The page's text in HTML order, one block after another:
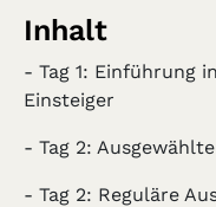
Inhalt
- Tag 1: Einführung
Einsteiger
- Tag 2:
- Tag 2: Reguläre